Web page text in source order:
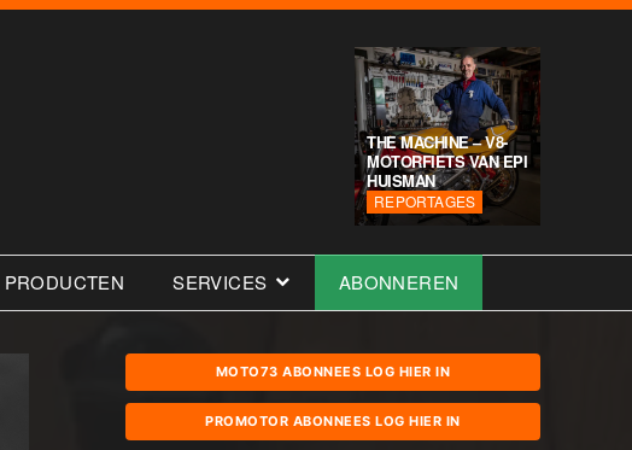
THE MACHINE – V8-
MOTORFIETS VAN EPI
HUISMAN
REPORTAGES
PRODUCTEN SERVICES ABONNEREN
MOTO73 ABONNEES LOG HIER IN
PROMOTOR ABONNEES LOG HIER IN